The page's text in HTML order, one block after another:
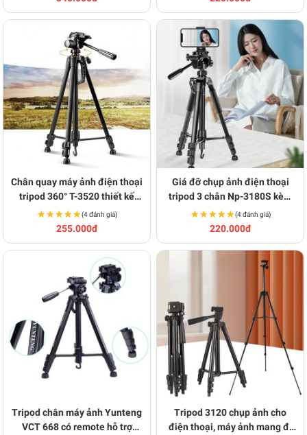
Chân quay máy ảnh điện thoại
tripod 360° T-3520 thiết kế
chắc chắn BA1588
★★★★★
★★★★★(4 đánh giá)
255.000đ
Giá đỡ chụp ảnh điện thoại
tripod 3 chân Np-3180S kèm
remote BA1589
★★★★★
★★★★★(4 đánh giá)
220.000đ
Tripod chân máy ảnh Yunteng
VCT 668 có remote hỗ trợ
Tripod 3120 chụp ảnh cho
điện thoại, máy ảnh mang đi